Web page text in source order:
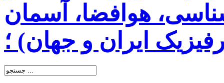
هوافضا، آسمان
ایران و جهان) ؛